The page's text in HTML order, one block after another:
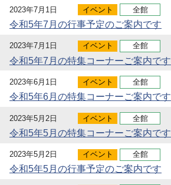
2023年7月1日 イベント 全館
令和5年7月の行事予定のご案内です
2023年7月1日 イベント 全館
令和5年7月の特集コーナーご案内です
2023年6月1日 イベント 全館
令和5年6月の特集コーナーご案内です
2023年5月2日 イベント 全館
令和5年5月の特集コーナーご案内です
2023年5月2日 イベント 全館
令和5年5月の行事予定のご案内です